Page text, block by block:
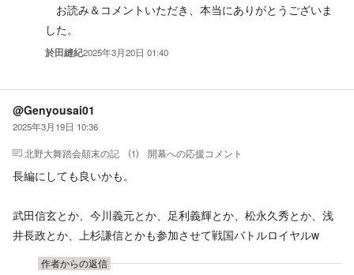
お読み＆コメントいただき、本当にありがとうございま
した。
於田縫紀2025年3月20日 01:40
@Genyousai01
2025年3月19日 10:36
北野大舞踏会顛末の記 ⑴ 開幕への応援コメント
長編にしても良いかも。
武田信玄とか、今川義元とか、足利義輝とか、松永久秀とか、浅
井長政とか、上杉謙信とかも参加させて戦国バトルロイヤルw
作者からの返信